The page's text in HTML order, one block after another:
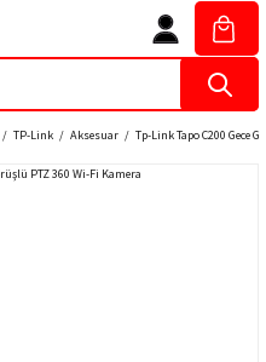
TP-Link Aksesuar Tp-Link Tapo C200 Gece